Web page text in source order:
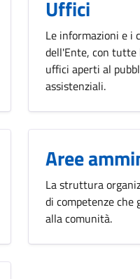
Uffici
Le informazioni e i
dell'Ente, con
uffici aperti al
assistenziali.
Aree
La struttura
di competenze che
alla comunità.